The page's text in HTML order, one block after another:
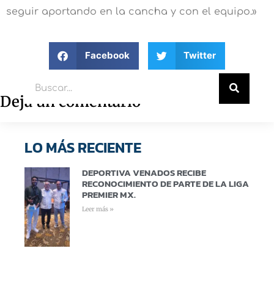
seguir aportando en la cancha y con el equipo.»
Facebook Twitter
Deja un comentario
LO MÁS RECIENTE
DEPORTIVA VENADOS RECIBE
RECONOCIMIENTO DE PARTE DE LA LIGA
PREMIER MX.
Leer más »